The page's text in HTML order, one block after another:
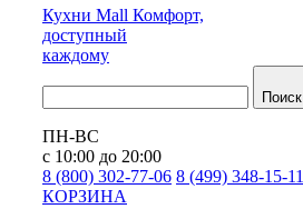
Кухни Mall Комфорт,
доступный
каждому
Поиск
ПН-ВС
с 10:00 до 20:00
8 (800) 302-77-06 8 (499) 348-15-11
КОРЗИНА